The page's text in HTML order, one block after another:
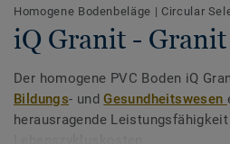
Homogene Bodenbeläge | Circular
iQ Granit -
Der homogene PVC Boden iQ
Bildungs- undGesundheitswesen
herausragende